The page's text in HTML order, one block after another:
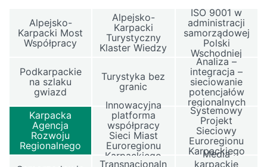
Alpejsko-
Karpacki Most
Współpracy
Alpejsko-
Karpacki
Turystyczny
Klaster Wiedzy
ISO 9001 w
administracji
samorządowej
Polski
Wschodniej
Podkarpackie
na szlaku
gwiazd
Turystyka bez
granic
Analiza –
integracja –
sieciowanie
potencjałów
regionalnych
Karpacka
Agencja
Rozwoju
Regionalnego
Innowacyjna
platforma
współpracy
Sieci Miast
Euroregionu
Karpackiego
Systemowy
Projekt
Sieciowy
Euroregionu
Karpackiego
Transnacjonaln
Media
karpackie